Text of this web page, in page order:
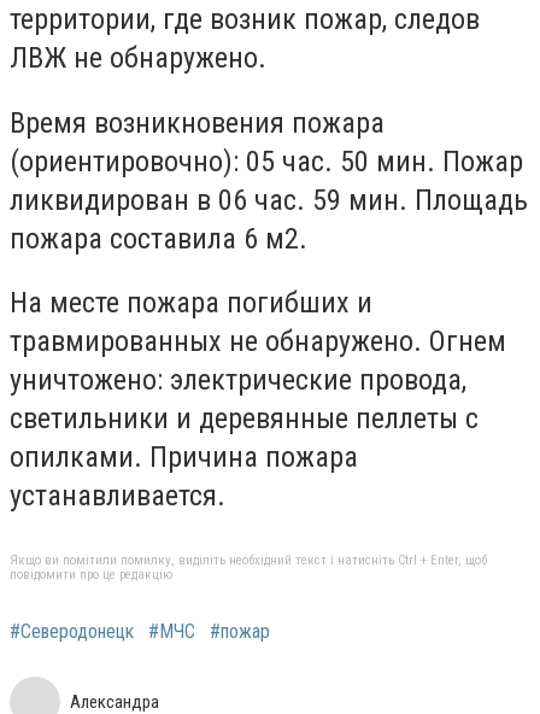
территории, где возник пожар, следов
ЛВЖ не обнаружено.
Время возникновения пожара
(ориентировочно): 05 час. 50 мин. Пожар
ликвидирован в 06 час. 59 мин. Площадь
пожара составила 6 м2.
На месте пожара погибших и
травмированных не обнаружено. Огнем
уничтожено: электрические провода,
светильники и деревянные пеллеты с
опилками. Причина пожара
устанавливается.
Якщо ви помітили помилку, виділіть необхідний текст і натисніть Ctrl + Enter, щоб
повідомити про це редакцію
#Северодонецк #МЧС #пожар
Александра